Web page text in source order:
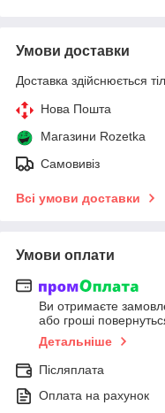
Умови доставки
Доставка здійснюється
Нова Пошта
Магазини Rozetka
Самовивіз
Всі умови доставки
Умови оплати
Ви отримаєте
або гроші
Детальніше
Післяплата
Оплата на рахунок